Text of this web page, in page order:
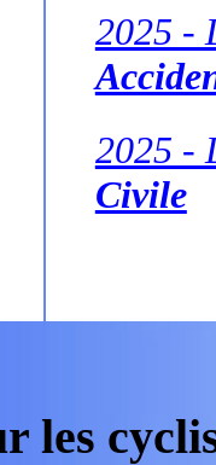
2025 -
2025 -
Civile
les